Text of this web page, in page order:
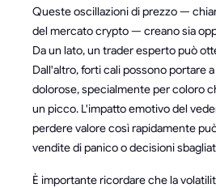
Queste oscillazioni di prezzo —
del mercato crypto — creano sia
Da un lato, un trader esperto può
Dall'altro, forti cali possono portare
dolorose, specialmente per coloro
un picco. L'impatto emotivo del
perdere valore così rapidamente
vendite di panico o decisioni
È importante ricordare che la